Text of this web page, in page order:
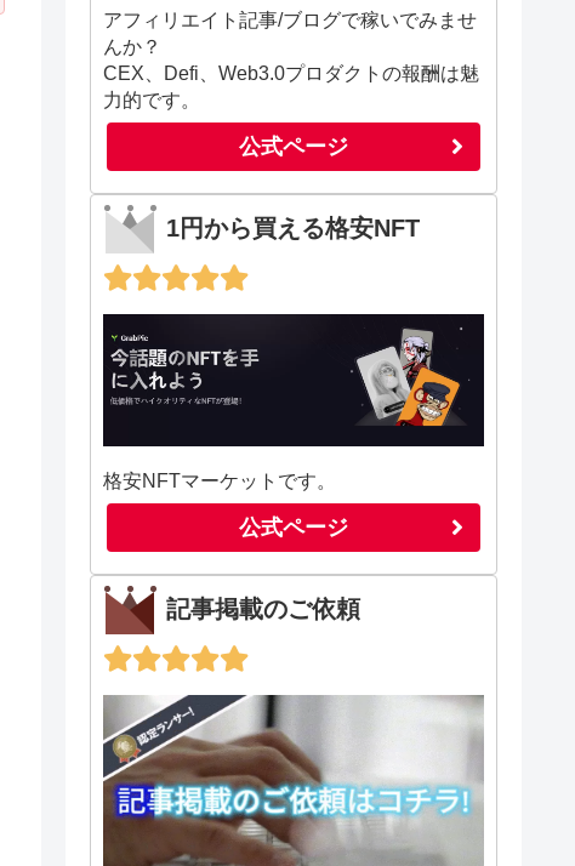
アフィリエイト記事/ブログで稼いでみませ
んか？
CEX、Defi、Web3.0プロダクトの報酬は魅
力的です。
公式ページ
1円から買える格安NFT
格安NFTマーケットです。
公式ページ
記事掲載のご依頼